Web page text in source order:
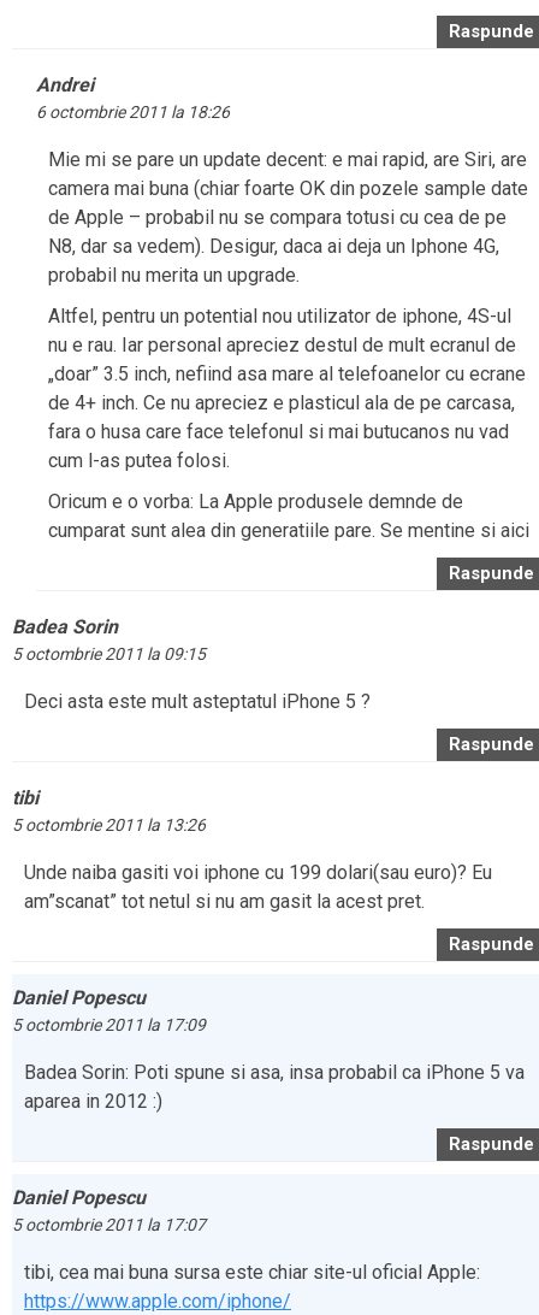
Raspunde
Andrei
6 octombrie 2011 la 18:26
Mie mi se pare un update decent: e mai rapid, are Siri, are
camera mai buna (chiar foarte OK din pozele sample date
de Apple – probabil nu se compara totusi cu cea de pe
N8, dar sa vedem). Desigur, daca ai deja un Iphone 4G,
probabil nu merita un upgrade.
Altfel, pentru un potential nou utilizator de iphone, 4S-ul
nu e rau. Iar personal apreciez destul de mult ecranul de
„doar” 3.5 inch, nefiind asa mare al telefoanelor cu ecrane
de 4+ inch. Ce nu apreciez e plasticul ala de pe carcasa,
fara o husa care face telefonul si mai butucanos nu vad
cum l-as putea folosi.
Oricum e o vorba: La Apple produsele demnde de
cumparat sunt alea din generatiile pare. Se mentine si aici
Raspunde
Badea Sorin
5 octombrie 2011 la 09:15
Deci asta este mult asteptatul iPhone 5 ?
Raspunde
tibi
5 octombrie 2011 la 13:26
Unde naiba gasiti voi iphone cu 199 dolari(sau euro)? Eu
am”scanat” tot netul si nu am gasit la acest pret.
Raspunde
Daniel Popescu
5 octombrie 2011 la 17:09
Badea Sorin: Poti spune si asa, insa probabil ca iPhone 5 va
aparea in 2012 :)
Raspunde
Daniel Popescu
5 octombrie 2011 la 17:07
tibi, cea mai buna sursa este chiar site-ul oficial Apple:
https://www.apple.com/iphone/